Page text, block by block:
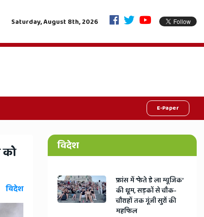
ऐतिहासिक फैसला-एक साथ होंगे निकाय और पंचायत "बिना
Saturday, August 8th, 2026
E-Paper
को
विदेश
विदेश
​फ्रांस में ‘फेते डे ला म्यूजिक’
की धूम, सड़कों से चौक-
चौराहों तक गूंजी सुरों की
महफिल